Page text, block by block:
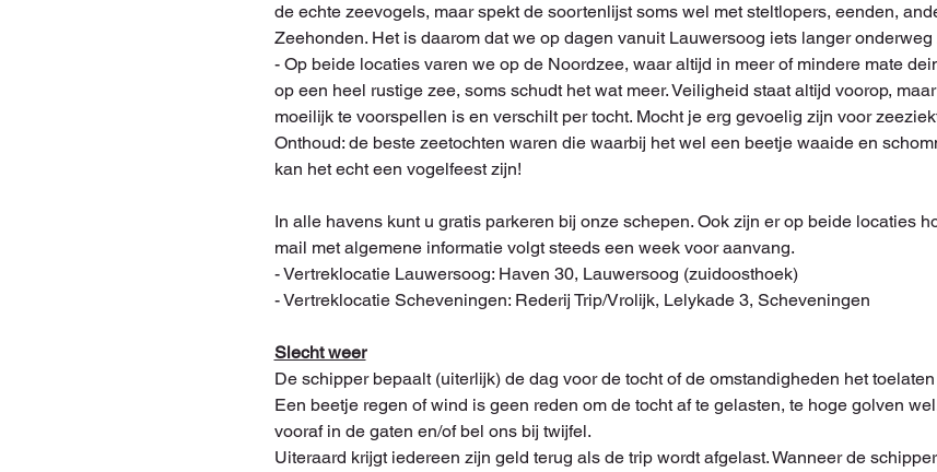
de echte zeevogels, maar spekt de soortenlijst soms wel met steltlopers, eenden,
Zeehonden. Het is daarom dat we op dagen vanuit Lauwersoog iets langer onderweg
- Op beide locaties varen we op de Noordzee, waar altijd in meer of mindere mate
op een heel rustige zee, soms schudt het wat meer. Veiligheid staat altijd voorop,
moeilijk te voorspellen is en verschilt per tocht. Mocht je erg gevoelig zijn voor
Onthoud: de beste zeetochten waren die waarbij het wel een beetje waaide en
kan het echt een vogelfeest zijn!
In alle havens kunt u gratis parkeren bij onze schepen. Ook zijn er op beide locaties
mail met algemene informatie volgt steeds een week voor aanvang.
- Vertreklocatie Lauwersoog: Haven 30, Lauwersoog (zuidoosthoek)
- Vertreklocatie Scheveningen: Rederij Trip/Vrolijk, Lelykade 3, Scheveningen
Slecht weer
De schipper bepaalt (uiterlijk) de dag voor de tocht of de omstandigheden het
Een beetje regen of wind is geen reden om de tocht af te gelasten, te hoge golven
vooraf in de gaten en/of bel ons bij twijfel.
Uiteraard krijgt iedereen zijn geld terug als de trip wordt afgelast. Wanneer de